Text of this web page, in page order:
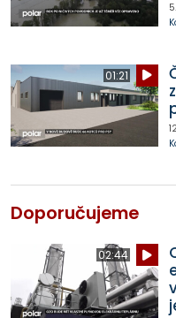
01:21
Doporučujeme
02:44